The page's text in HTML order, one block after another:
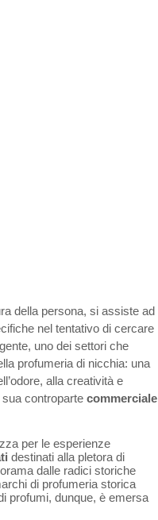
della persona, si assiste ad
nel tentativo di cercare
uno dei settori che
profumeria di nicchia: una
alla creatività e
controparte commerciale
per le esperienze
destinati alla pletora di
dalle radici storiche
di profumeria storica
profumi, dunque, è emersa